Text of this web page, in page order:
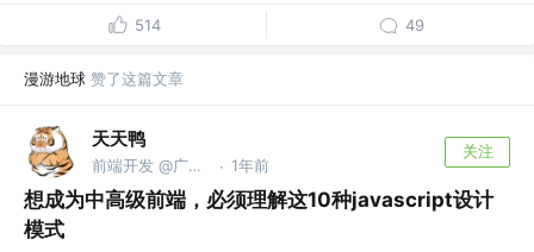
514 49
漫游地球 赞了这篇文章
天天鸭
前端开发 @广东**科技 · 1年前
关注
想成为中高级前端，必须理解这10种javascript设计
模式